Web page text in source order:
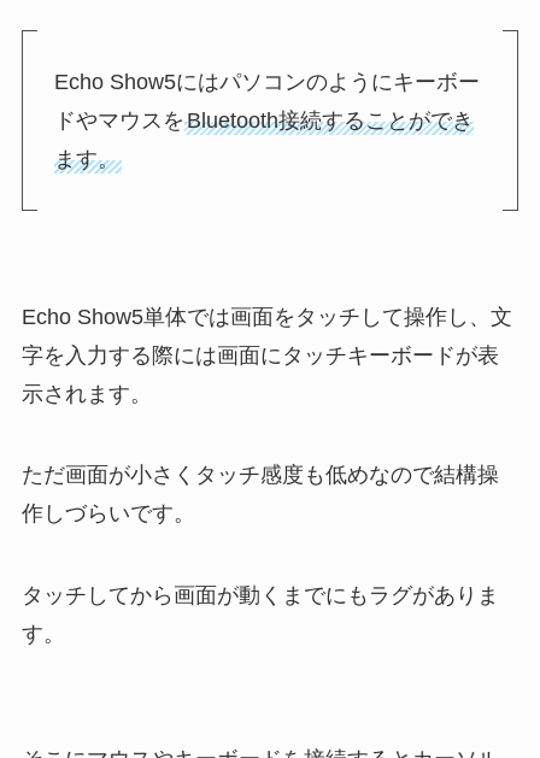
Echo Show5にはパソコンのようにキーボー
ドやマウスをBluetooth接続することができ
ます。
Echo Show5単体では画面をタッチして操作し、文
字を入力する際には画面にタッチキーボードが表
示されます。
ただ画面が小さくタッチ感度も低めなので結構操
作しづらいです。
タッチしてから画面が動くまでにもラグがありま
す。